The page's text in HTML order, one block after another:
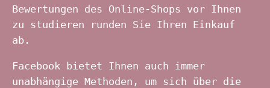
Bewertungen des Online-Shops vor Ihnen
zu studieren runden Sie Ihren Einkauf
ab.
Facebook bietet Ihnen auch immer
unabhängige Methoden, um sich über die